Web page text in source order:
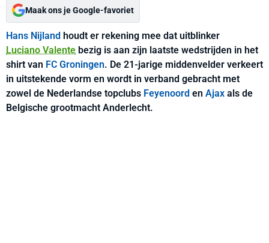
Maak ons je Google-favoriet
Hans Nijland houdt er rekening mee dat uitblinker
Luciano Valente bezig is aan zijn laatste wedstrijden in het
shirt van FC Groningen. De 21-jarige middenvelder verkeert
in uitstekende vorm en wordt in verband gebracht met
zowel de Nederlandse topclubs Feyenoord en Ajax als de
Belgische grootmacht Anderlecht.